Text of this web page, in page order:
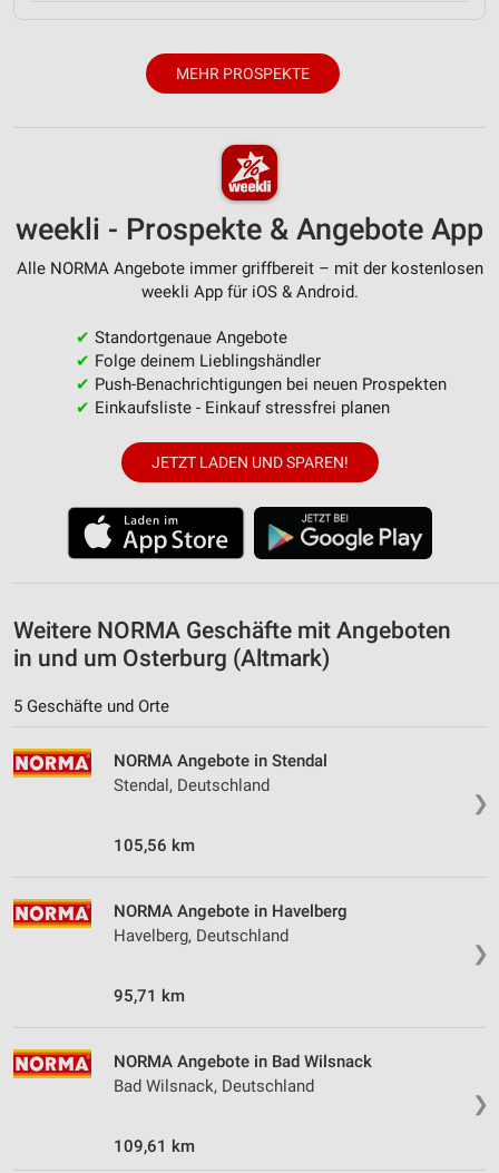
MEHR PROSPEKTE
weekli - Prospekte & Angebote App
Alle NORMA Angebote immer griffbereit – mit der kostenlosen
weekli App für iOS & Android.
✔ Standortgenaue Angebote
✔ Folge deinem Lieblingshändler
✔ Push-Benachrichtigungen bei neuen Prospekten
✔ Einkaufsliste - Einkauf stressfrei planen
JETZT LADEN UND SPAREN!
Weitere NORMA Geschäfte mit Angeboten
in und um Osterburg (Altmark)
5 Geschäfte und Orte
❯
NORMA Angebote in Stendal
Stendal, Deutschland
105,56 km
❯
NORMA Angebote in Havelberg
Havelberg, Deutschland
95,71 km
❯
NORMA Angebote in Bad Wilsnack
Bad Wilsnack, Deutschland
109,61 km